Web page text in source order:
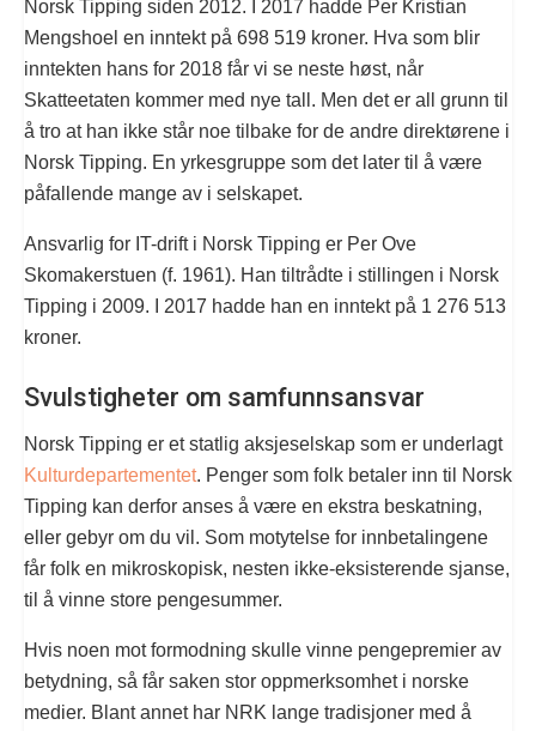
Norsk Tipping siden 2012. I 2017 hadde Per Kristian
Mengshoel en inntekt på 698 519 kroner. Hva som blir
inntekten hans for 2018 får vi se neste høst, når
Skatteetaten kommer med nye tall. Men det er all grunn til
å tro at han ikke står noe tilbake for de andre direktørene i
Norsk Tipping. En yrkesgruppe som det later til å være
påfallende mange av i selskapet.
Ansvarlig for IT-drift i Norsk Tipping er Per Ove
Skomakerstuen (f. 1961). Han tiltrådte i stillingen i Norsk
Tipping i 2009. I 2017 hadde han en inntekt på 1 276 513
kroner.
Svulstigheter om samfunnsansvar
Norsk Tipping er et statlig aksjeselskap som er underlagt
Kulturdepartementet. Penger som folk betaler inn til Norsk
Tipping kan derfor anses å være en ekstra beskatning,
eller gebyr om du vil. Som motytelse for innbetalingene
får folk en mikroskopisk, nesten ikke-eksisterende sjanse,
til å vinne store pengesummer.
Hvis noen mot formodning skulle vinne pengepremier av
betydning, så får saken stor oppmerksomhet i norske
medier. Blant annet har NRK lange tradisjoner med å